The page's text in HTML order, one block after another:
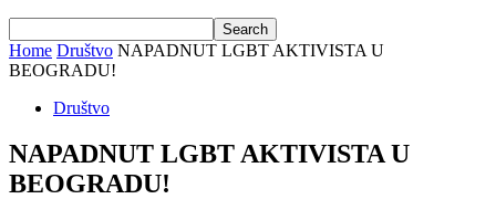
Home Društvo NAPADNUT LGBT AKTIVISTA U
BEOGRADU!
Društvo
NAPADNUT LGBT AKTIVISTA U
BEOGRADU!